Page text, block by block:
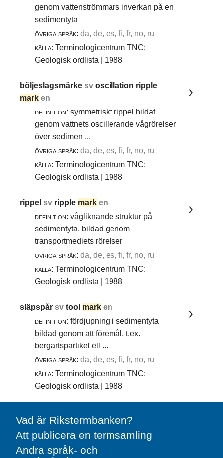
genom vattenströmmars inverkan på en
sedimentyta
övriga språk: da, de, es, fi, fr, no, ru
källa: Terminologicentrum TNC:
Geologisk ordlista | 1988
böljeslagsmärkesvoscillation ripple
mark en
definition: symmetriskt rippel bildat
genom vattnets oscillerande vågrörelser
över sedimen ...
övriga språk: da, de, es, fi, fr, no, ru
källa: Terminologicentrum TNC:
Geologisk ordlista | 1988
rippelsv ripple mark en
definition: vågliknande struktur på
sedimentyta, bildad genom
transportmediets rörelser
övriga språk: da, de, es, fi, fr, no, ru
källa: Terminologicentrum TNC:
Geologisk ordlista | 1988
släpspårsvtool mark en
definition: fördjupning i sedimentyta
bildad genom att föremål, t.ex.
bergartspartikel ell ...
övriga språk: da, de, es, fi, fr, no, ru
källa: Terminologicentrum TNC:
Geologisk ordlista | 1988
Vad är Rikstermbanken?
Att publicera en termsamling
Andra språk- och